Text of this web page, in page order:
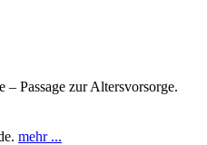
Passage zur Altersvorsorge.
mehr ...